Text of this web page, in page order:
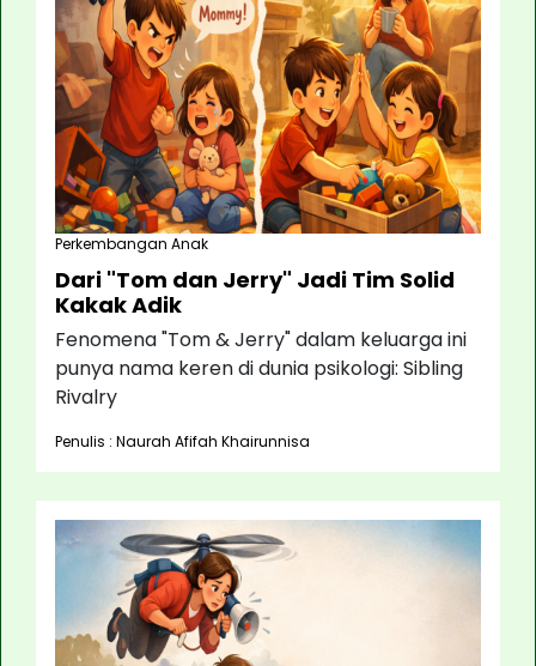
Perkembangan Anak
Dari "Tom dan Jerry" Jadi Tim Solid
Kakak Adik
Fenomena "Tom & Jerry" dalam keluarga ini
punya nama keren di dunia psikologi: Sibling
Rivalry
Penulis : Naurah Afifah Khairunnisa